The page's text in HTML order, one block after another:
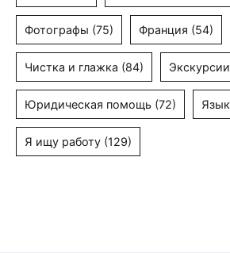
Фотографы (75) Франция (54)
Чистка и глажка (84)
Юридическая помощь (72)
Я ищу работу (129)